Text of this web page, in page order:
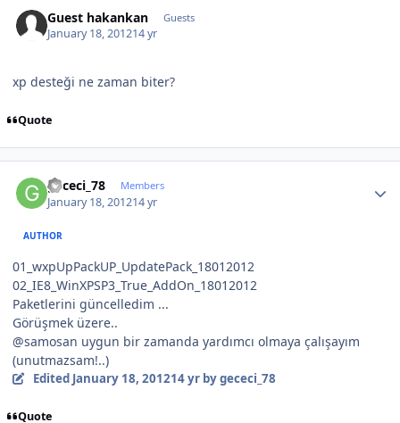
Guest hakankan Guests
January 18, 201214 yr
xp desteği ne zaman biter?
Quote
gececi_78 Members
January 18, 201214 yr
AUTHOR
01_wxpUpPackUP_UpdatePack_18012012
02_IE8_WinXPSP3_True_AddOn_18012012
Paketlerini güncelledim ...
Görüşmek üzere..
@samosan uygun bir zamanda yardımcı olmaya çalışayım
(unutmazsam!..)
Edited January 18, 201214 yrby gececi_78
Quote